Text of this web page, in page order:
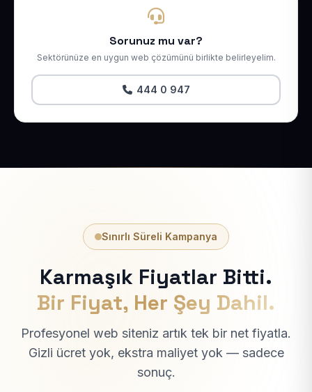
Sorunuz mu var?
Sektörünüze en uygun web çözümünü birlikte belirleyelim.
444 0 947
Sınırlı Süreli Kampanya
Karmaşık Fiyatlar Bitti.
Bir Fiyat, Her Şey Dahil.
Profesyonel web siteniz artık tek bir net fiyatla.
Gizli ücret yok, ekstra maliyet yok — sadece
sonuç.